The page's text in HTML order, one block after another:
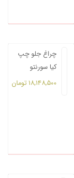
چراغ جلو چپ
کیا سورنتو
۱۸,۱۴۸,۵۰۰تومان